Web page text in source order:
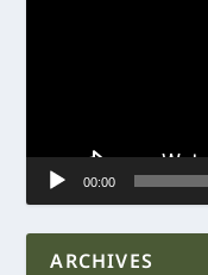
00:00
ARCHIVES